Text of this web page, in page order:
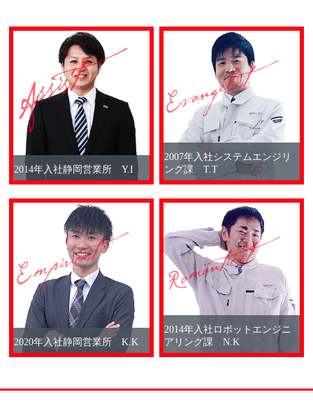
2014年入社静岡営業所 Y.I
2007年入社システムエンジリ
ング課 T.T
2020年入社静岡営業所 K.K
2014年入社ロボットエンジニ
アリング課 N.K